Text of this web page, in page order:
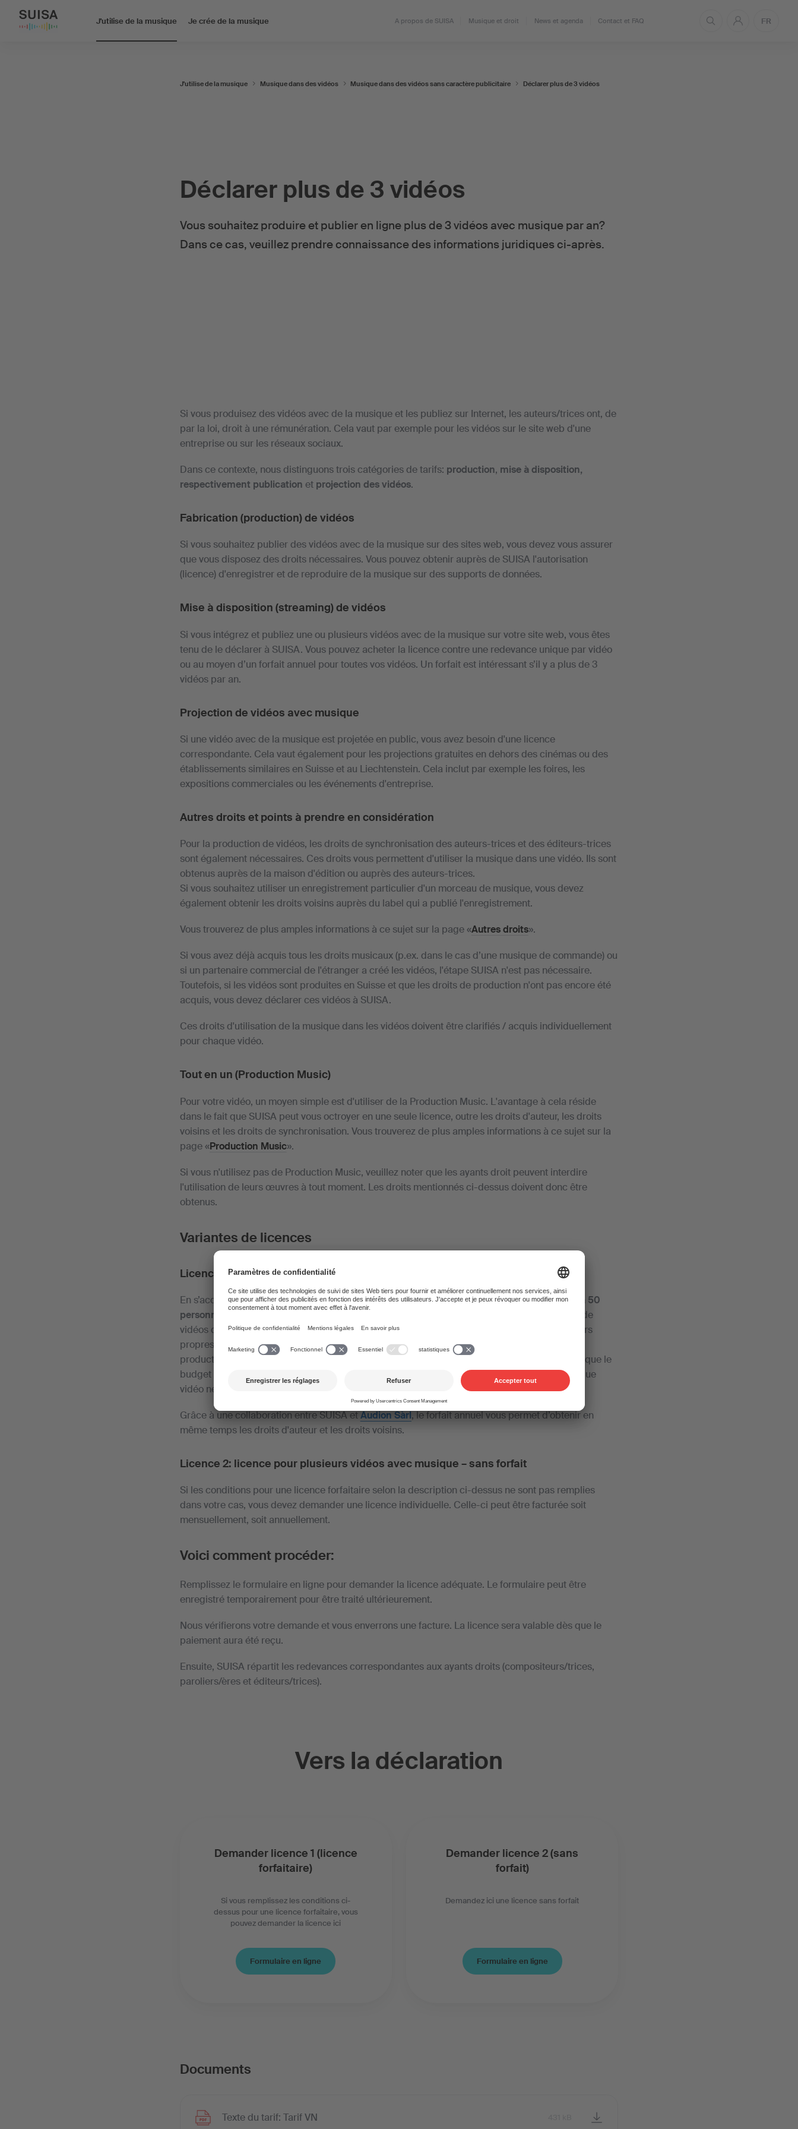
J'utilise de la musique Je crée de la musique A propos de SUISA Musique et droit News et agenda Contact et FAQ FR
Déclarer plus de 3 vidéos
Vous souhaitez produire et publier en ligne plus de 3 vidéos avec musique par an?
Dans ce cas, veuillez prendre connaissance des informations juridiques ci-après.
J'utilise de la musique Musique dans des vidéos Musique dans des vidéos sans caractère publicitaire Déclarer plus de 3 vidéos
Si vous produisez des vidéos avec de la musique et les publiez sur Internet, les auteurs/trices ont, de
par la loi, droit à une rémunération. Cela vaut par exemple pour les vidéos sur le site web d'une
entreprise ou sur les réseaux sociaux.
Dans ce contexte, nous distinguons trois catégories de tarifs: production, mise à disposition,
respectivement publication et projection des vidéos.
Fabrication (production) de vidéos
Si vous souhaitez publier des vidéos avec de la musique sur des sites web, vous devez vous assurer
que vous disposez des droits nécessaires. Vous pouvez obtenir auprès de SUISA l'autorisation
(licence) d'enregistrer et de reproduire de la musique sur des supports de données.
Mise à disposition (streaming) de vidéos
Si vous intégrez et publiez une ou plusieurs vidéos avec de la musique sur votre site web, vous êtes
tenu de le déclarer à SUISA. Vous pouvez acheter la licence contre une redevance unique par vidéo
ou au moyen d’un forfait annuel pour toutes vos vidéos. Un forfait est intéressant s’il y a plus de 3
vidéos par an.
Projection de vidéos avec musique
Si une vidéo avec de la musique est projetée en public, vous avez besoin d'une licence
correspondante. Cela vaut également pour les projections gratuites en dehors des cinémas ou des
établissements similaires en Suisse et au Liechtenstein. Cela inclut par exemple les foires, les
expositions commerciales ou les événements d'entreprise.
Autres droits et points à prendre en considération
Pour la production de vidéos, les droits de synchronisation des auteurs-trices et des éditeurs-trices
sont également nécessaires. Ces droits vous permettent d'utiliser la musique dans une vidéo. Ils sont
obtenus auprès de la maison d'édition ou auprès des auteurs-trices.
Si vous souhaitez utiliser un enregistrement particulier d'un morceau de musique, vous devez
également obtenir les droits voisins auprès du label qui a publié l'enregistrement.
Vous trouverez de plus amples informations à ce sujet sur la page «Autres droits».
Si vous avez déjà acquis tous les droits musicaux (p.ex. dans le cas d’une musique de commande) ou
si un partenaire commercial de l'étranger a créé les vidéos, l'étape SUISA n'est pas nécessaire.
Toutefois, si les vidéos sont produites en Suisse et que les droits de production n'ont pas encore été
acquis, vous devez déclarer ces vidéos à SUISA.
Ces droits d'utilisation de la musique dans les vidéos doivent être clarifiés / acquis individuellement
pour chaque vidéo.
Tout en un (Production Music)
Pour votre vidéo, un moyen simple est d'utiliser de la Production Music. L'avantage à cela réside
dans le fait que SUISA peut vous octroyer en une seule licence, outre les droits d'auteur, les droits
voisins et les droits de synchronisation. Vous trouverez de plus amples informations à ce sujet sur la
page «Production Music».
Si vous n'utilisez pas de Production Music, veuillez noter que les ayants droit peuvent interdire
l'utilisation de leurs œuvres à tout moment. Les droits mentionnés ci-dessus doivent donc être
obtenus.
Variantes de licences
Licence 1: licence forfaitaire pour plusieurs vidéos avec musique
En s’acquittant d’un forfait annuel de CHF 344.- (hors TVA), lesentreprises employant jusqu'à 50
personnes et dont le chiffre d'affaires est inférieur à CHF 9 mio
. peuvent télécharger autant de
vidéos d'image, de formation, d'explication ou de films similaires qu'elles le souhaitent sur leurs
propres sites web ou profils de médias sociaux. Ce forfait comprend aussi bien les droits de
production que la mise à disposition (streaming) de vos vidéos en ligne gratuites, pour autant que le
budget de production d'une seule vidéo ne dépasse pas CHF 15 000 et que la durée de chaque
vidéo ne dépasse pas 10 minutes.
Grâce à une collaboration entre SUISA etAudion Sàrl, le forfait annuel vous permet d’obtenir en
même temps les droits d'auteur et les droits voisins.
Licence 2: licence pour plusieurs vidéos avec musique – sans forfait
Si les conditions pour une licence forfaitaire selon la description ci-dessus ne sont pas remplies
dans votre cas, vous devez demander une licence individuelle. Celle-ci peut être facturée soit
mensuellement, soit annuellement.
Voici comment procéder:
Remplissez le formulaire en ligne pour demander la licence adéquate. Le formulaire peut être
enregistré temporairement pour être traité ultérieurement.
Nous vérifierons votre demande et vous enverrons une facture. La licence sera valable dès que le
paiement aura été reçu.
Ensuite, SUISA répartit les redevances correspondantes aux ayants droits (compositeurs/trices,
paroliers/ères et éditeurs/trices).
Vers la déclaration
Demander licence 1 (licence
forfaitaire)
Si vous remplissez les conditions ci-
dessus pour une licence forfaitaire, vous
pouvez demander la licence ici
Formulaire en ligne
Demander licence 2 (sans
forfait)
Demandez ici une licence sans forfait
Formulaire en ligne
Documents
Texte du tarif: Tarif VN